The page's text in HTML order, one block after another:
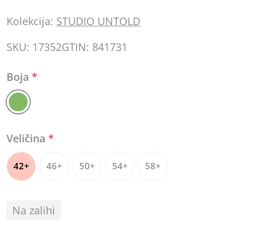
Kolekcija: STUDIO UNTOLD
SKU: 17352GTIN: 841731
Boja*
Veličina*
42+ 46+ 50+ 54+ 58+
Na zalihi